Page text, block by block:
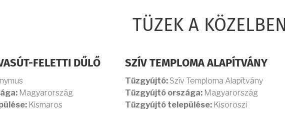
TÜZEK A KÖZELBEN
FELETTI DŰLŐ
Magyarország
Kismaros
SZÍV TEMPLOMA ALAPÍTVÁNY
Tűzgyújtó: Szív Temploma Alapítvány
Tűzgyújtó országa: Magyarország
Tűzgyújtó települése: Kisoroszi